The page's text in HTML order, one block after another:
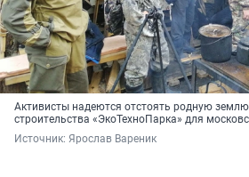
Активисты надеются отстоять родную землю
строительства «ЭкоТехноПарка» для
Источник: Ярослав Вареник